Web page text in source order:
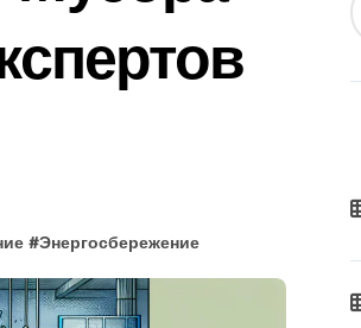
Экспертов)
+ Гид!
#Энергосбережение